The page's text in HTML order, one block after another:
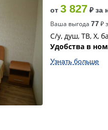
от 3 827 ₽ за
Ваша выгода 77₽
С/у, душ, ТВ, Х,
Удобства в
Узнать больше